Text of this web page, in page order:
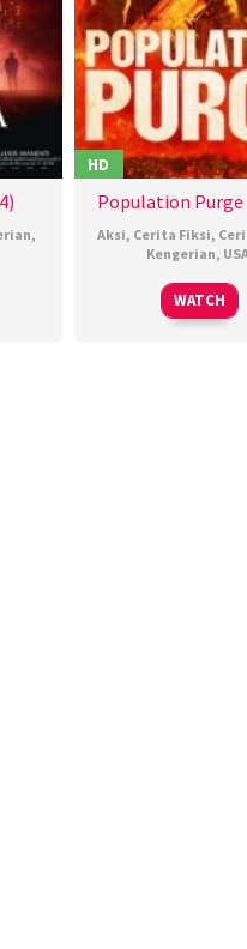
,
HD
Population Purge
Aksi, Cerita Fiksi,
Kengerian,
02
Dec
Brian
WATCH